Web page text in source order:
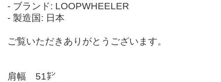
- ブランド: LOOPWHEELER
- 製造国: 日本
ご覧いただきありがとうございます。
肩幅 51㌢